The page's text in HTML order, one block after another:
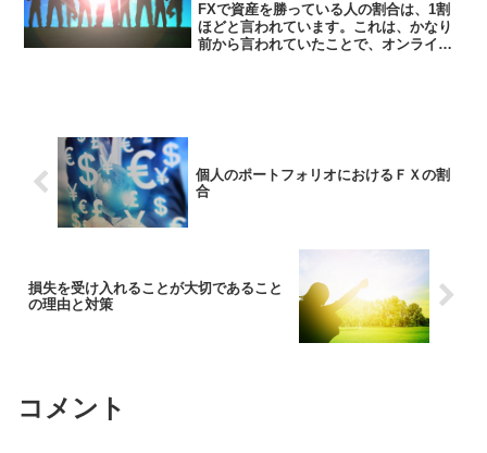
FXで資産を勝っている人の割合は、1割
ほどと言われています。これは、かなり
前から言われていたことで、オンライン
個人のポートフォリオにおけるＦＸの割
合
損失を受け入れることが大切であること
の理由と対策
コメント